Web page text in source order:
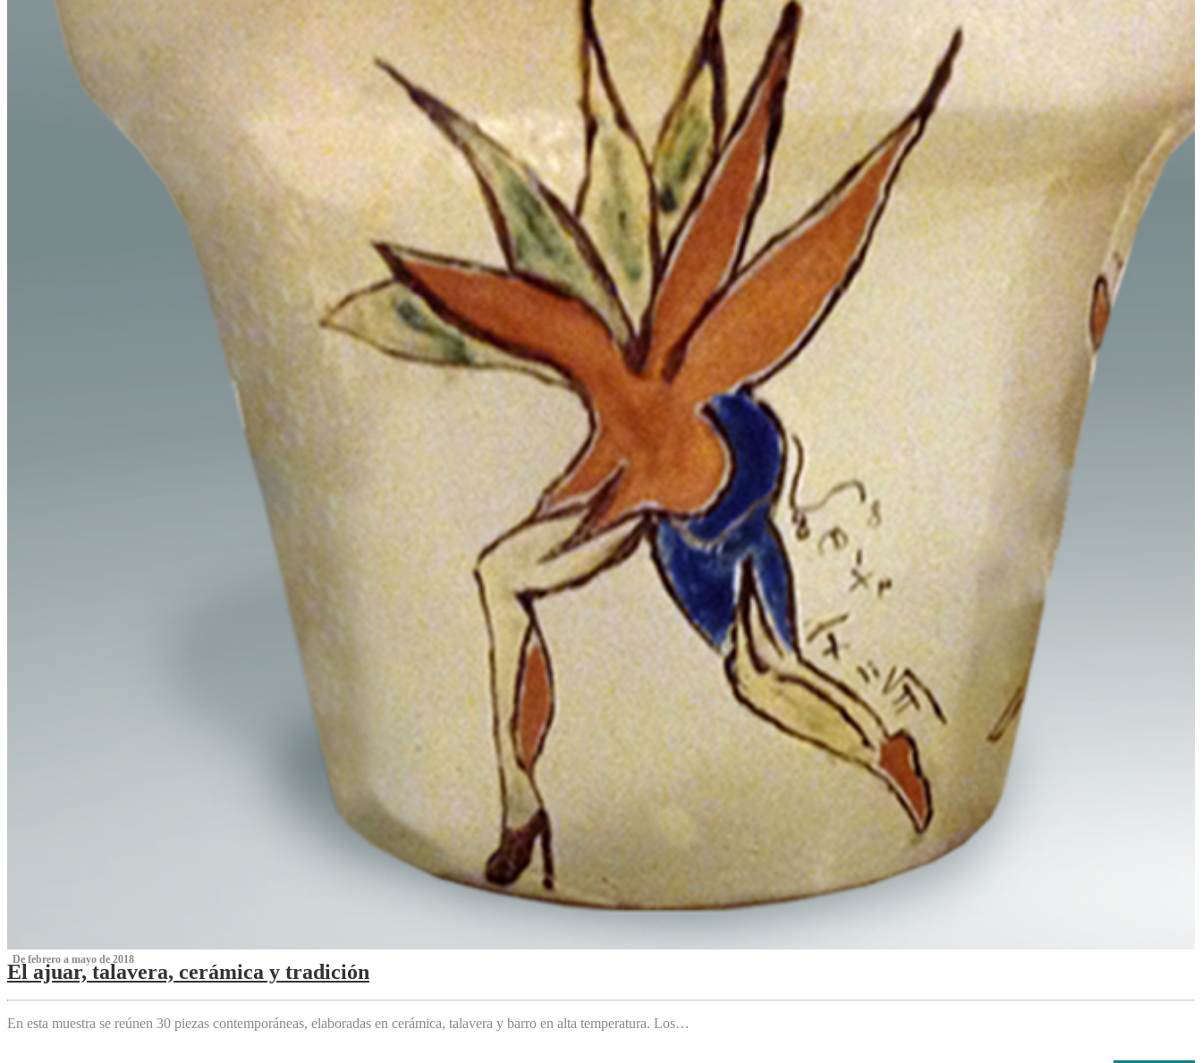
‌ De febrero a mayo de 2018
El ajuar, talavera, cerámica y tradición
‌
En esta muestra se reúnen 30 piezas contemporáneas, elaboradas en cerámica, talavera y barro en alta temperatura. Los…